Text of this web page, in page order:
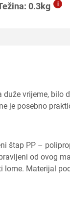
0.3kg i
vrijeme,
je posebno
štap PP –
od ovog
Materijal